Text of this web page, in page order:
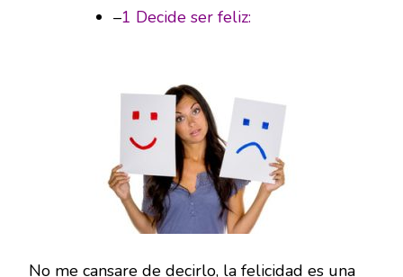
–1 Decide ser feliz:
No me cansare de decirlo, la felicidad es una